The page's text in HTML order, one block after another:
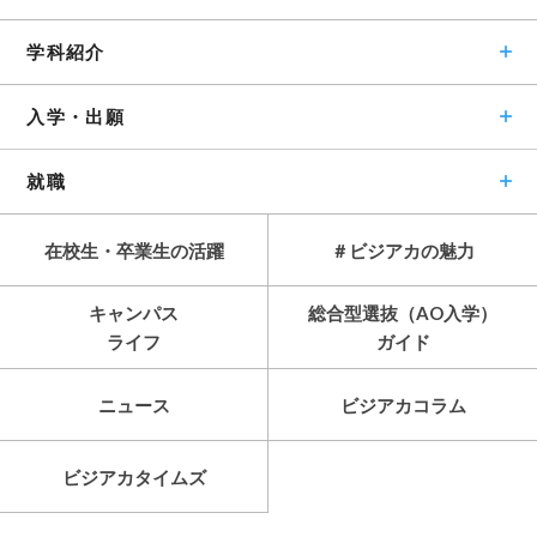
学科紹介
入学・出願
就職
在校生・卒業生の活躍 ＃ビジアカの魅力
キャンパス
ライフ
総合型選抜（AO入学）
ガイド
ニュース ビジアカコラム
ビジアカタイムズ